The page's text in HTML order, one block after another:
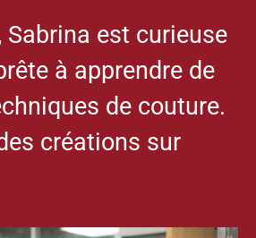
Sabrina est curieuse
à apprendre de
de couture.
créations sur